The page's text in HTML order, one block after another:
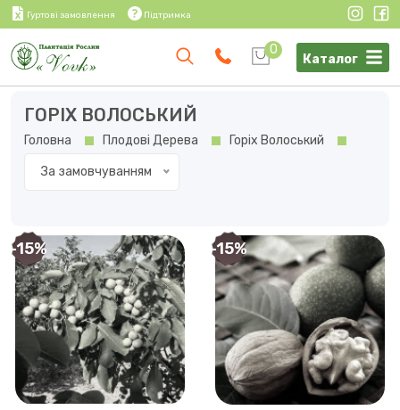
Гуртові замовлення Підтримка
0
Каталог
ГОРІХ ВОЛОСЬКИЙ
Головна Плодові Дерева Горіх Волоський
За замовчуванням
-15% -15%